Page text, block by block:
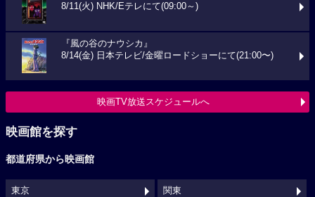
8/11(火) NHK/Eテレにて(09:00～)
『風の谷のナウシカ』
8/14(金) 日本テレビ/金曜ロードショーにて(21:00〜)
映画TV放送スケジュールへ
映画館を探す
都道府県から映画館
東京 関東